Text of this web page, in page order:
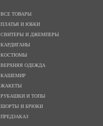
ВСЕ ТОВАРЫ
ПЛАТЬЯ И ЮБКИ
СВИТЕРЫ И ДЖЕМПЕРЫ
КАРДИГАНЫ
КОСТЮМЫ
ВЕРХНЯЯ ОДЕЖДА
КАШЕМИР
ЖАКЕТЫ
РУБАШКИ И ТОПЫ
ШОРТЫ И БРЮКИ
ПРЕДЗАКАЗ